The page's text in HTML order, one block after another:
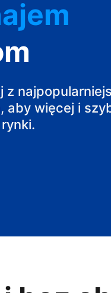
z
aby więcej i